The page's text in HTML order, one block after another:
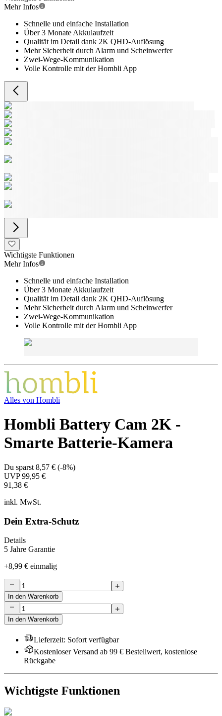
Mehr Infos
Schnelle und einfache Installation
Über 3 Monate Akkulaufzeit
Qualität im Detail dank 2K QHD-Auflösung
Mehr Sicherheit durch Alarm und Scheinwerfer
Zwei-Wege-Kommunikation
Volle Kontrolle mit der Hombli App
Wichtigste Funktionen
Mehr Infos
Schnelle und einfache Installation
Über 3 Monate Akkulaufzeit
Qualität im Detail dank 2K QHD-Auflösung
Mehr Sicherheit durch Alarm und Scheinwerfer
Zwei-Wege-Kommunikation
Volle Kontrolle mit der Hombli App
Alles von Hombli
Hombli Battery Cam 2K -
Smarte Batterie-Kamera
Du sparst 8,57 € (-8%)
UVP99,95 €
91,38 €
inkl. MwSt.
Dein Extra-Schutz
Details
5 Jahre Garantie
+8,99 € einmalig
In den Warenkorb
In den Warenkorb
Lieferzeit: Sofort verfügbar
Kostenloser Versand ab 99 € Bestellwert, kostenlose
Rückgabe
Wichtigste Funktionen